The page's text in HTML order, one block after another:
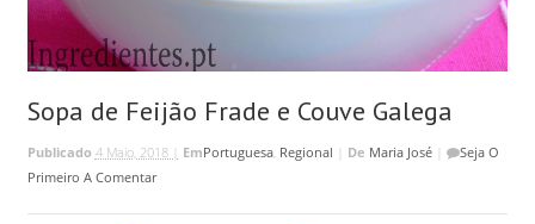
Sopa de Feijão Frade e Couve Galega
Publicado 4 Maio, 2018 | EmPortuguesa, Regional De Maria José|
Seja O
Primeiro A Comentar